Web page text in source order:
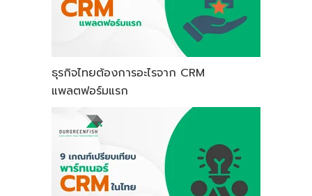
ธุรกิจไทยต้องการอะไรจาก CRM
แพลตฟอร์มแรก